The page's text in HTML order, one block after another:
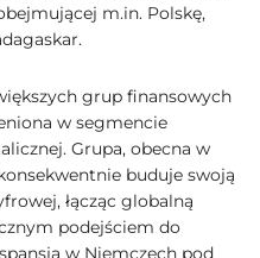
m.in. Polskę,
grup finansowych
w segmencie
Grupa, obecna w
buduje swoją
łącząc globalną
podejściem do
w Niemczech pod